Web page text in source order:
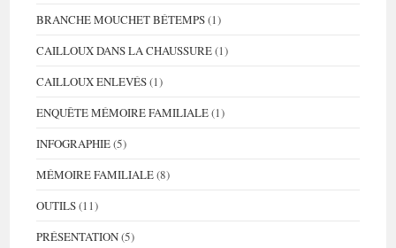
BRANCHE MOUCHET BÉTEMPS(1)
CAILLOUX DANS LA CHAUSSURE(1)
CAILLOUX ENLEVÉS(1)
ENQUÊTE MÉMOIRE FAMILIALE(1)
INFOGRAPHIE(5)
MÉMOIRE FAMILIALE(8)
OUTILS(11)
PRÉSENTATION(5)